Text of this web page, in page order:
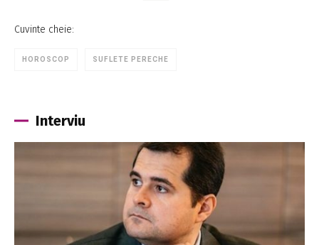
Cuvinte cheie:
HOROSCOP SUFLETE PERECHE
Interviu